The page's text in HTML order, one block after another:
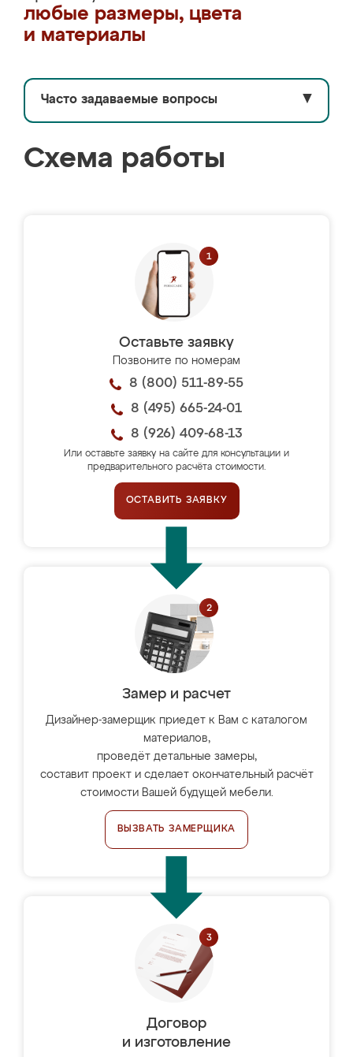
любые размеры, цвета
и материалы
Часто задаваемые вопросы ▼
Схема работы
Оставьте заявку
Позвоните по номерам
8 (800) 511-89-55
8 (495) 665-24-01
8 (926) 409-68-13
Или оставьте заявку на сайте для консультации и
предварительного расчёта стоимости.
ОСТАВИТЬ ЗАЯВКУ
Замер и расчет
Дизайнер-замерщик приедет к Вам с каталогом
материалов,
проведёт детальные замеры,
составит проект и сделает окончательный расчёт
стоимости Вашей будущей мебели.
ВЫЗВАТЬ ЗАМЕРЩИКА
Договор
и изготовление